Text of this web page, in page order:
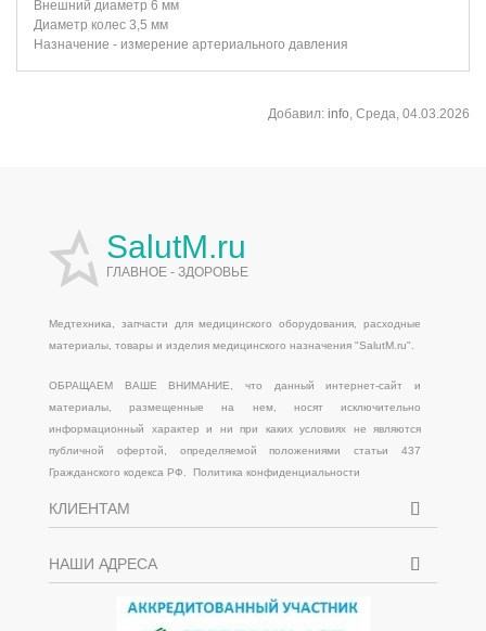
Внешний диаметр 6 мм
Диаметр колес 3,5 мм
Назначение - измерение артериального давления
Добавил: info , Среда, 04.03.2026
SalutM.ru
ГЛАВНОЕ - ЗДОРОВЬЕ
Медтехника, запчасти для медицинского оборудования, расходные
материалы, товары и изделия медицинского назначения "SalutM.ru".
ОБРАЩАЕМ ВАШЕ ВНИМАНИЕ, что данный интернет-сайт и
материалы, размещенные на нем, носят исключительно
информационный характер и ни при каких условиях не являются
публичной офертой, определяемой положениями статьи 437
Гражданского кодекса РФ. Политика конфиденциальности
КЛИЕНТАМ
НАШИ АДРЕСА